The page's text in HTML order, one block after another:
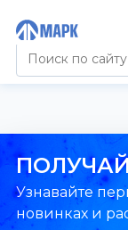
Узнавайте
новинках и